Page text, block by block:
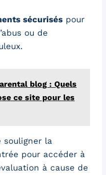
sécurisés pour
ou de
blog : Quels
ce site pour les
souligner la
pour accéder à
à cause de